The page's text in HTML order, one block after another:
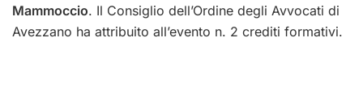
Mammoccio. Il Consiglio dell’Ordine degli Avvocati di
Avezzano ha attribuito all’evento n. 2 crediti formativi.